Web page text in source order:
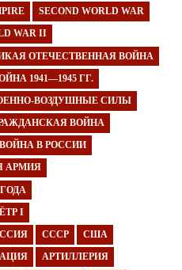
SECOND WORLD WAR
WAR II
ОТЕЧЕСТВЕННАЯ ВОЙНА
1941—1945 ГГ.
ВОЗДУШНЫЕ СИЛЫ
ВОЙНА
В РОССИИ
АРМИЯ
I
СССР США
АРТИЛЛЕРИЯ